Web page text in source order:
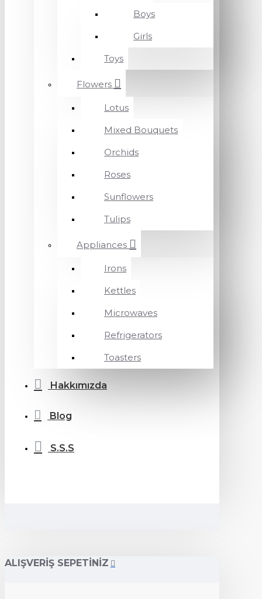
Boys
Girls
Toys
Flowers
Lotus
Mixed Bouquets
Orchids
Roses
Sunflowers
Tulips
Appliances
Irons
Kettles
Microwaves
Refrigerators
Toasters
Hakkımızda
Blog
S.S.S
ALIŞVERIŞ SEPETINIZ